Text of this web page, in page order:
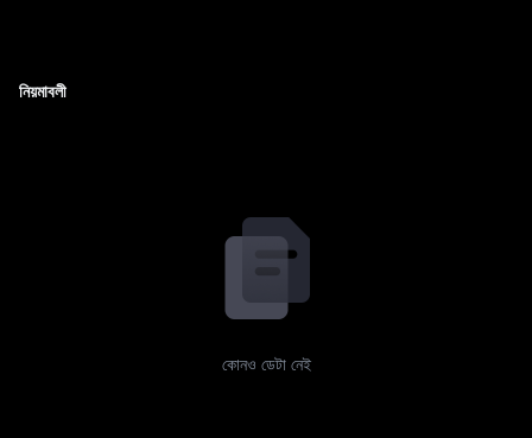
নিয়মাবলী
কোনও ডেটা নেই